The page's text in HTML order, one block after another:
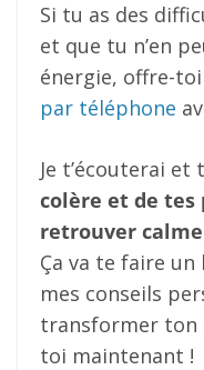
Si tu as des
et que tu n’en
énergie, offre-
par téléphone
Je t’écouterai et
colère et de tes
retrouver
Ça va te faire
mes conseils
transformer ton
toi maintenant !